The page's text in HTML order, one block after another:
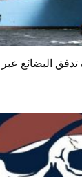
البضائع